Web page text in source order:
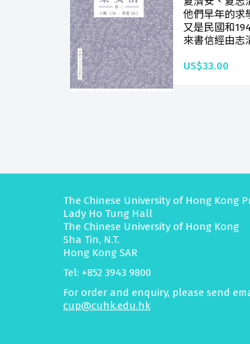
他們早年的求
又是民國和
來書信經由志
US$33.00
The Chinese University of Hong Kong
Lady Ho Tung Hall
The Chinese University of Hong Kong
Sha Tin, N.T.
Hong Kong SAR
Tel: +852 3943 9800
For order and enquiry, please send
cup@cuhk.edu.hk